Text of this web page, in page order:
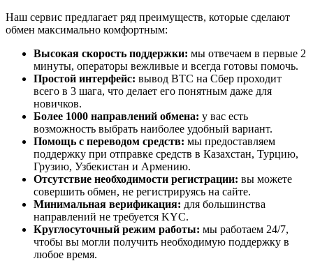
Наш сервис предлагает ряд преимуществ, которые сделают
обмен максимально комфортным:
Высокая скорость поддержки: мы отвечаем в первые 2
минуты, операторы вежливые и всегда готовы помочь.
Простой интерфейс: вывод BTC на Сбер проходит
всего в 3 шага, что делает его понятным даже для
новичков.
Более 1000 направлений обмена: у вас есть
возможность выбрать наиболее удобный вариант.
Помощь с переводом средств: мы предоставляем
поддержку при отправке средств в Казахстан, Турцию,
Грузию, Узбекистан и Армению.
Отсутствие необходимости регистрации: вы можете
совершить обмен, не регистрируясь на сайте.
Минимальная верификация: для большинства
направлений не требуется KYC.
Круглосуточный режим работы: мы работаем 24/7,
чтобы вы могли получить необходимую поддержку в
любое время.